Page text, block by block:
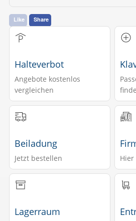
Like Share
Halteverbot
Angebote kostenlos
vergleichen
Beiladung
Jetzt bestellen
Lagerraum